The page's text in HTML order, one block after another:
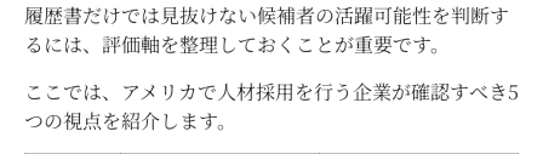
履歴書だけでは見抜けない候補者の活躍可能性を判断す
るには、評価軸を整理しておくことが重要です。
ここでは、アメリカで人材採用を行う企業が確認すべき5
つの視点を紹介します。